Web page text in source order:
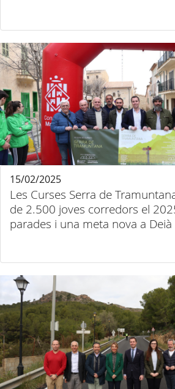
Les Curses Serra de
de 2.500 joves corredors el
parades i una meta nova a Deià
15/02/2025